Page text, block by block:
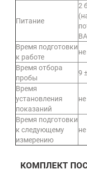
Питание
2
Время подготовки
к работе
Время отбора
пробы
9
Время
установления
показаний
Время подготовки
к следующему
измерению
КОМПЛЕКТ